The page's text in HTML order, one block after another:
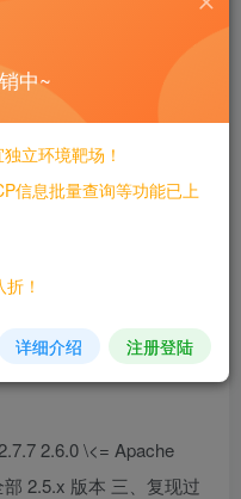
数被反序列化时将导致
2.6.0 \<= Apache
2.5.x 版本 三、复现过
中~
立环境靶场！
信息批量查询等功能已上
！
详细介绍 注册登陆